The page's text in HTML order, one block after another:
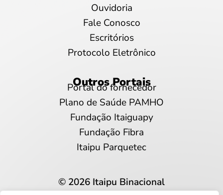
Ouvidoria
Fale Conosco
Escritórios
Protocolo Eletrônico
Outros Portais
Portal do fornecedor
Plano de Saúde PAMHO
Fundação Itaiguapy
Fundação Fibra
Itaipu Parquetec
© 2026 Itaipu Binacional